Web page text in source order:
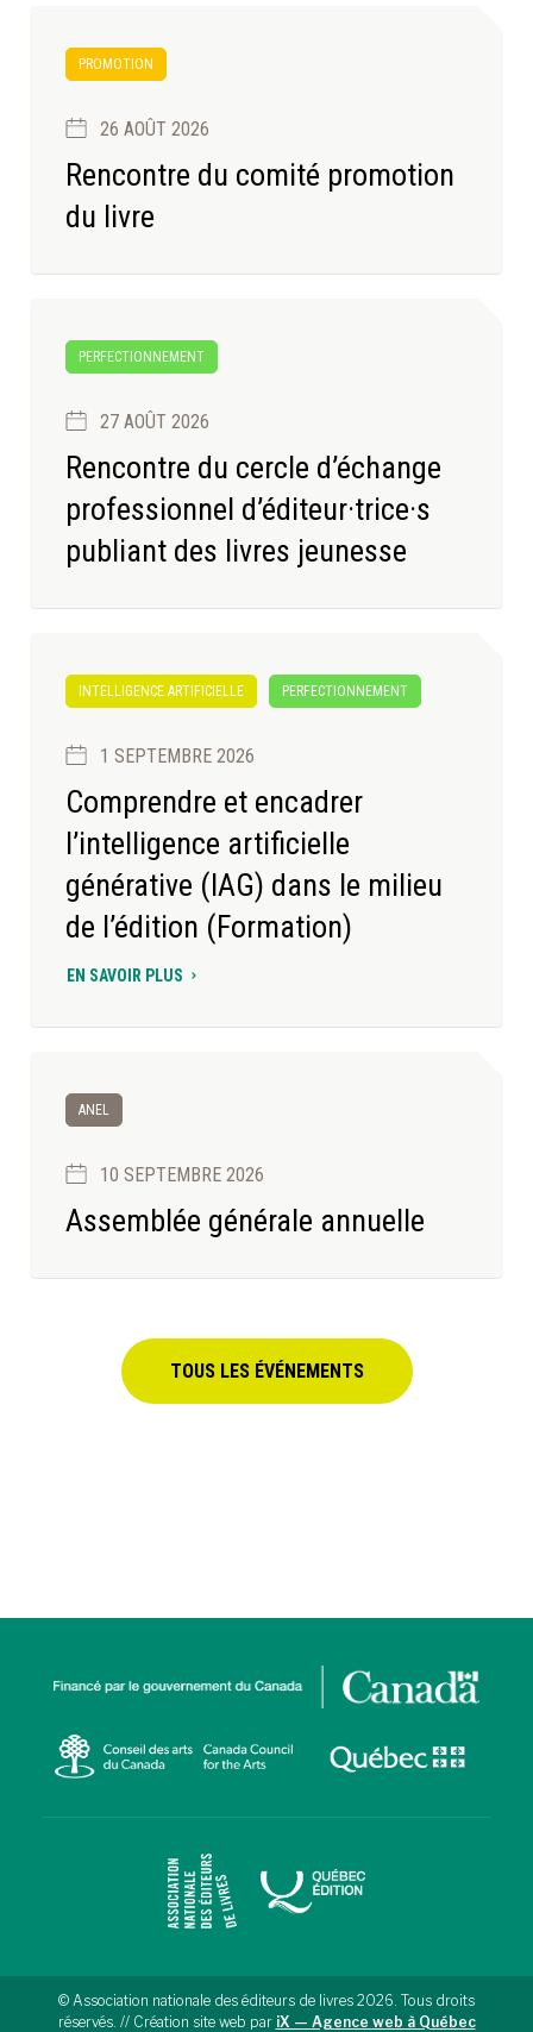
PROMOTION
26 AOÛT 2026
Rencontre du comité promotion
du livre
PERFECTIONNEMENT
27 AOÛT 2026
Rencontre du cercle d’échange
professionnel d’éditeur·trice·s
publiant des livres jeunesse
INTELLIGENCE ARTIFICIELLE PERFECTIONNEMENT
1 SEPTEMBRE 2026
Comprendre et encadrer
l’intelligence artificielle
générative (IAG) dans le milieu
de l’édition (Formation)
EN SAVOIR PLUS
ANEL
10 SEPTEMBRE 2026
Assemblée générale annuelle
TOUS LES ÉVÉNEMENTS
© Association nationale des éditeurs de livres 2026. Tous droits
réservés. // Création site web par iX — Agence web à Québec